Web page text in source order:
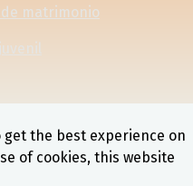
matrimonio
get the best experience on
of cookies, this website